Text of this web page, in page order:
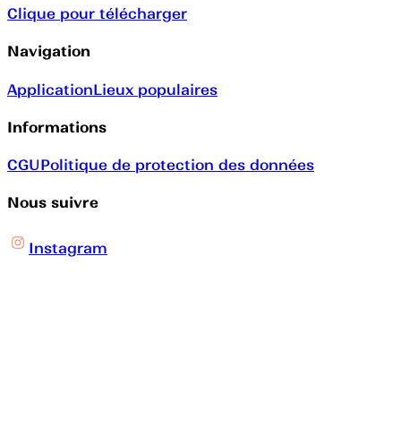
Clique pour télécharger
Navigation
ApplicationLieux populaires
Informations
CGUPolitique de protection des données
Nous suivre
Instagram